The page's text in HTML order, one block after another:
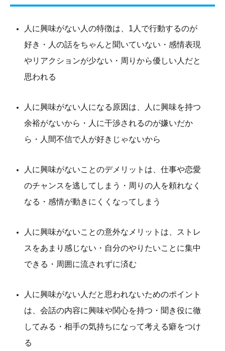
人に興味がない人の特徴は、1人で行動するのが
好き・人の話をちゃんと聞いていない・感情表現
やリアクションが少ない・周りから優しい人だと
思われる
人に興味がない人になる原因は、人に興味を持つ
余裕がないから・人に干渉されるのが嫌いだか
ら・人間不信で人が好きじゃないから
人に興味がないことのデメリットは、仕事や恋愛
のチャンスを逃してしまう・周りの人を頼れなく
なる・感情が動きにくくなってしまう
人に興味がないことの意外なメリットは、ストレ
スをあまり感じない・自分のやりたいことに集中
できる・周囲に流されずに済む
人に興味がない人だと思われないためのポイント
は、会話の内容に興味や関心を持つ・聞き役に徹
してみる・相手の気持ちになって考える癖をつけ
る